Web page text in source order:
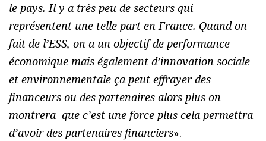
le pays. Il y a très peu de secteurs qui
représentent une telle part en France. Quand on
fait de l’ESS, on a un objectif de performance
économique mais également d’innovation sociale
et environnementale ça peut effrayer des
financeurs ou des partenaires alors plus on
montrera que c’est une force plus cela permettra
d’avoir des partenaires financiers».